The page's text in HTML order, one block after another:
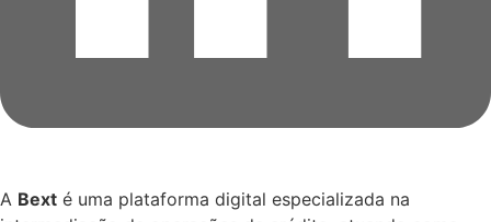
A Bext é uma plataforma digital especializada na